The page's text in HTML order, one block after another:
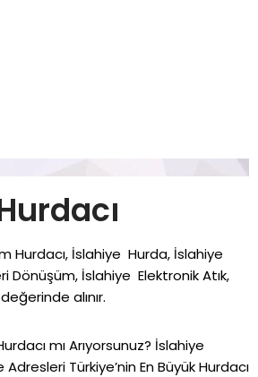
Hurdacı, İslahiye Hurda, İslahiye
Dönüşüm, İslahiye Elektronik Atık,
alınır.
mı Arıyorsunuz? İslahiye
Adresleri Türkiye’nin En Büyük Hurdacı